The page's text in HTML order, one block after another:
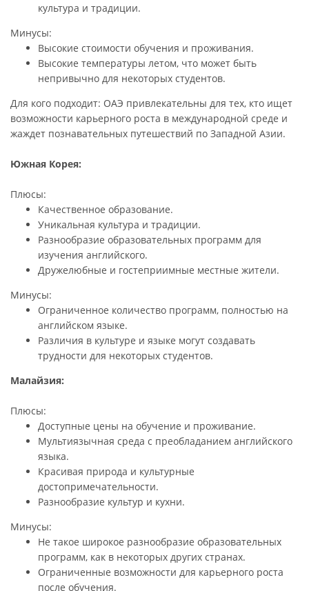
культура и традиции.
Минусы:
Высокие стоимости обучения и проживания.
Высокие температуры летом, что может быть
непривычно для некоторых студентов.
Для кого подходит: ОАЭ привлекательны для тех, кто ищет
возможности карьерного роста в международной среде и
жаждет познавательных путешествий по Западной Азии.
Южная Корея:
Плюсы:
Качественное образование.
Уникальная культура и традиции.
Разнообразие образовательных программ для
изучения английского.
Дружелюбные и гостеприимные местные жители.
Минусы:
Ограниченное количество программ, полностью на
английском языке.
Различия в культуре и языке могут создавать
трудности для некоторых студентов.
Малайзия:
Плюсы:
Доступные цены на обучение и проживание.
Мультиязычная среда с преобладанием английского
языка.
Красивая природа и культурные
достопримечательности.
Разнообразие культур и кухни.
Минусы:
Не такое широкое разнообразие образовательных
программ, как в некоторых других странах.
Ограниченные возможности для карьерного роста
после обучения.